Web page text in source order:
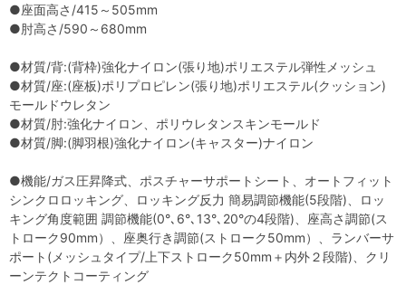
●座面高さ/415～505mm
●肘高さ/590～680mm
●材質/背:(背枠)強化ナイロン(張り地)ポリエステル弾性メッシュ
●材質/座:(座板)ポリプロピレン(張り地)ポリエステル(クッション)
モールドウレタン
●材質/肘:強化ナイロン、ポリウレタンスキンモールド
●材質/脚:(脚羽根)強化ナイロン(キャスター)ナイロン
●機能/ガス圧昇降式、ポスチャーサポートシート、オートフィット
シンクロロッキング、ロッキング反力 簡易調節機能(5段階)、ロッ
キング角度範囲 調節機能(0°､6°､13°､20°の4段階)、座高さ調節(ス
トローク90mm）、座奥行き調節(ストローク50mm）、ランバーサ
ポート(メッシュタイプ/上下ストローク50mm＋内外２段階)、クリ
ーンテクトコーティング